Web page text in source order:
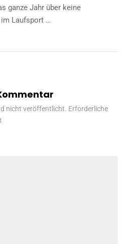
ganze Jahr über keine
Laufsport …
nicht veröffentlicht. Erforderliche